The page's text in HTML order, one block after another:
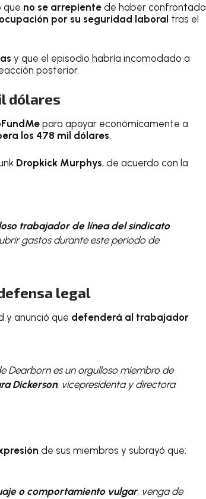
que no se arrepiente de haber confrontado
por su seguridad laboral tras el
y que el episodio habría incomodado a
posterior.
dólares
para apoyar económicamente a
los 478 mil dólares.
Dropkick Murphys, de acuerdo con la
trabajador de línea del sindicato
gastos durante este periodo de
legal
y anunció que defenderá al trabajador
Dearborn es un orgulloso miembro de
Dickerson, vicepresidenta y directora
de sus miembros y subrayó que:
o comportamiento vulgar, venga de